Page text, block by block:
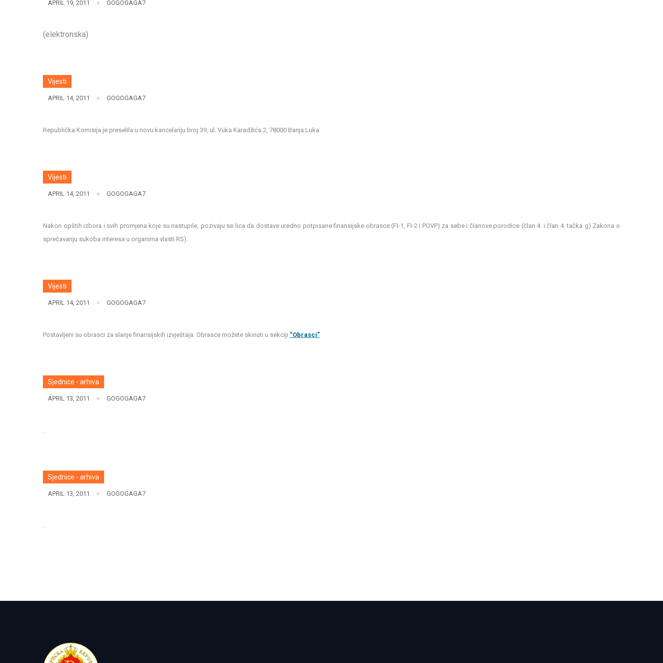
APRIL 19, 2011 GOGOGAGA7
(elektronska)
Vijesti
APRIL 14, 2011 GOGOGAGA7
Republička Komisija je preselila u novu kancelariju broj 39, ul. Vuka Karadžića 2, 78000 Banja Luka.
Vijesti
APRIL 14, 2011 GOGOGAGA7
Nakon opštih izbora i svih promjena koje su nastupile, pozivaju se lica da dostave uredno potpisane finansijske obrasce (FI-1, FI-2 i POVP) za sebe i članove porodice (član 4. i član 4. tačka g) Zakona o
sprečavanju sukoba interesa u organima vlasti RS).
Vijesti
APRIL 14, 2011 GOGOGAGA7
Postavljeni su obrasci za slanje finansijskih izvještaja. Obrasce možete skinuti u sekciji “Obrasci”
Sjednice - arhiva
APRIL 13, 2011 GOGOGAGA7
.
Sjednice - arhiva
APRIL 13, 2011 GOGOGAGA7
.